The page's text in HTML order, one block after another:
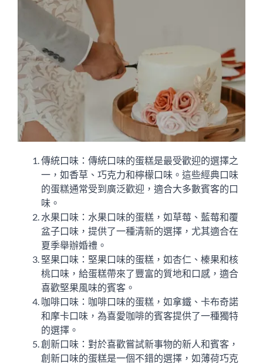
傳統口味：傳統口味的蛋糕是最受歡迎的選擇之
一，如香草、巧克力和檸檬口味。這些經典口味
的蛋糕通常受到廣泛歡迎，適合大多數賓客的口
味。
水果口味：水果口味的蛋糕，如草莓、藍莓和覆
盆子口味，提供了一種清新的選擇，尤其適合在
夏季舉辦婚禮。
堅果口味：堅果口味的蛋糕，如杏仁、榛果和核
桃口味，給蛋糕帶來了豐富的質地和口感，適合
喜歡堅果風味的賓客。
咖啡口味：咖啡口味的蛋糕，如拿鐵、卡布奇諾
和摩卡口味，為喜愛咖啡的賓客提供了一種獨特
的選擇。
創新口味：對於喜歡嘗試新事物的新人和賓客，
創新口味的蛋糕是一個不錯的選擇，如薄荷巧克